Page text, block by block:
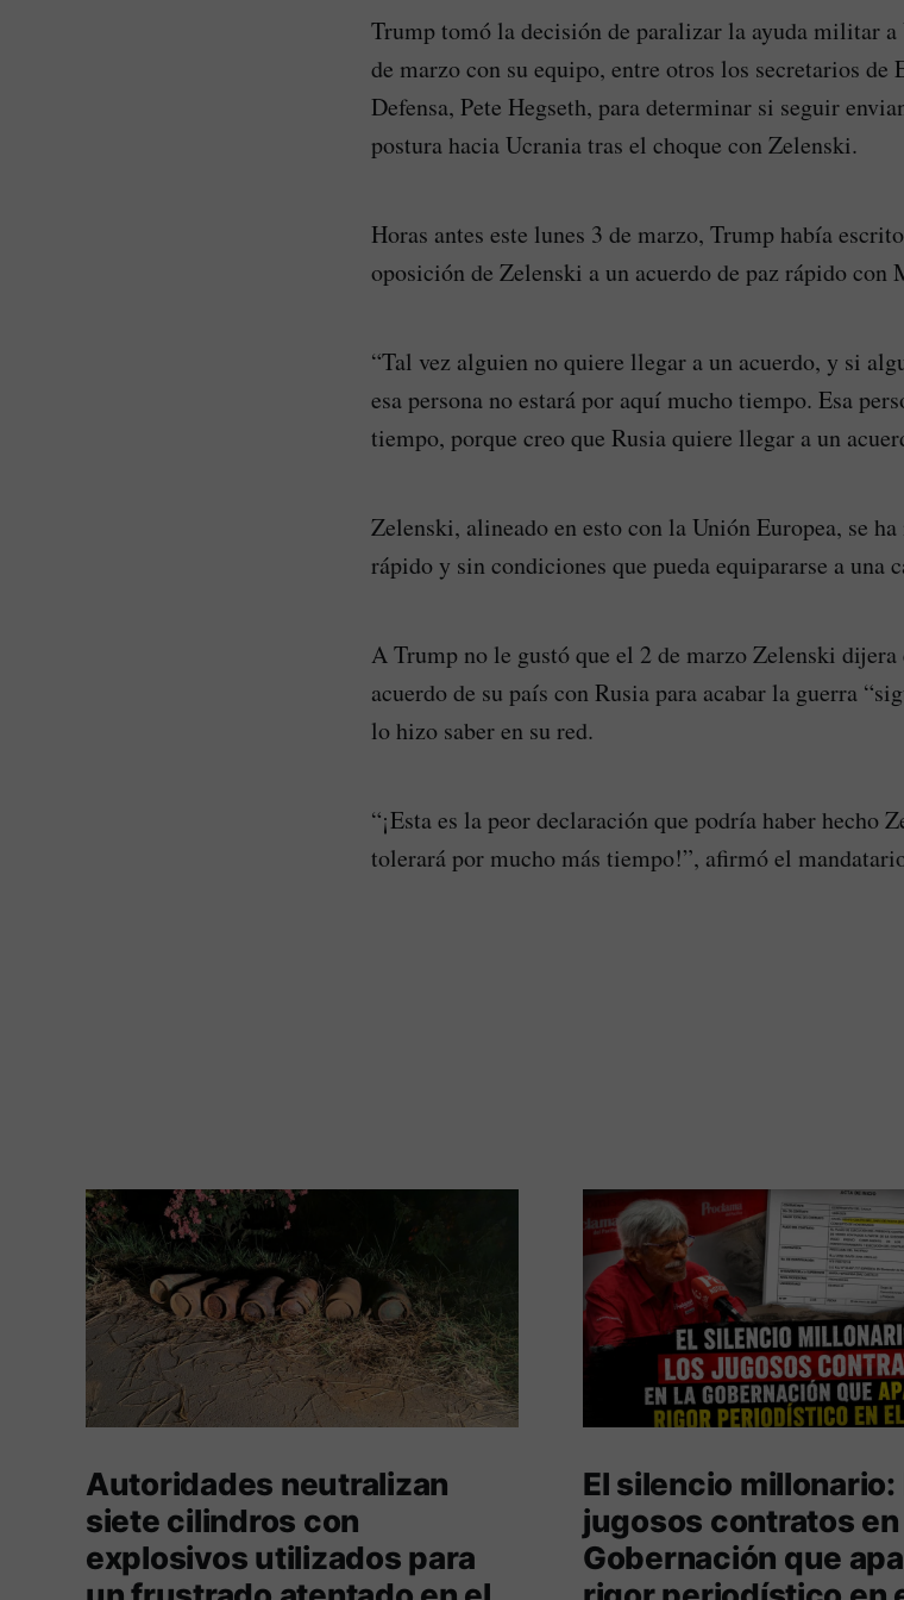
Trump tomó la decisión de paralizar la ayuda militar a
de marzo con su equipo, entre otros los secretarios de
Defensa, Pete Hegseth, para determinar si seguir
postura hacia Ucrania tras el choque con Zelenski.
Horas antes este lunes 3 de marzo, Trump había
oposición de Zelenski a un acuerdo de paz rápido con
“Tal vez alguien no quiere llegar a un acuerdo, y si
esa persona no estará por aquí mucho tiempo. Esa
tiempo, porque creo que Rusia quiere llegar a un
Zelenski, alineado en esto con la Unión Europea, se
rápido y sin condiciones que pueda equipararse a una
A Trump no le gustó que el 2 de marzo Zelenski dijera
acuerdo de su país con Rusia para acabar la guerra
lo hizo saber en su red.
“¡Esta es la peor declaración que podría haber hecho
tolerará por mucho más tiempo!”, afirmó el
Autoridades neutralizan
siete cilindros con
explosivos utilizados para
El silencio millonario:
jugosos contratos en
Gobernación que